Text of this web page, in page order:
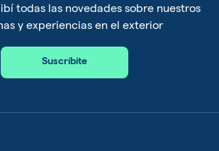
todas las novedades sobre nuestros
y experiencias en el exterior
Suscríbite